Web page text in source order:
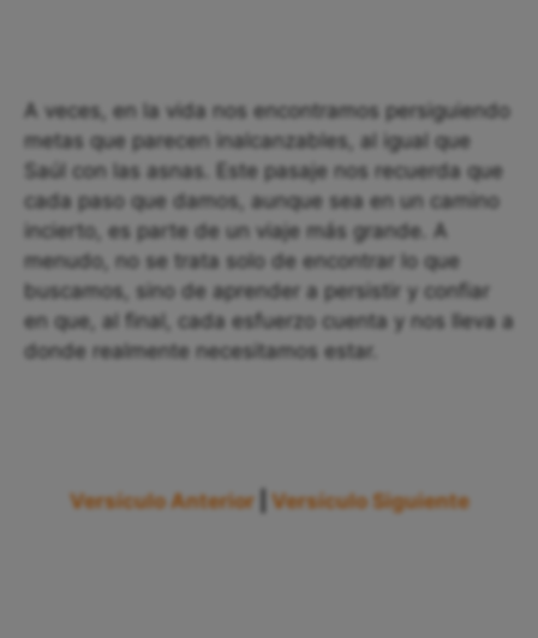
A veces, en la vida nos encontramos persiguiendo
metas que parecen inalcanzables, al igual que
Saúl con las asnas. Este pasaje nos recuerda que
cada paso que damos, aunque sea en un camino
incierto, es parte de un viaje más grande. A
menudo, no se trata solo de encontrar lo que
buscamos, sino de aprender a persistir y confiar
en que, al final, cada esfuerzo cuenta y nos lleva a
donde realmente necesitamos estar.
Versículo Anterior Versículo Siguiente